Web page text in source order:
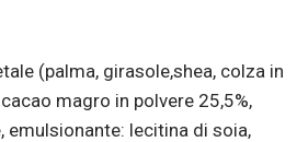
(palma, girasole,shea, colza in
magro in polvere 25,5%,
emulsionante: lecitina di soia,